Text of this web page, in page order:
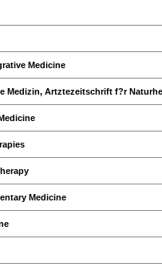
Medicine
Medizin, Artztezeitschrift f?r
Medicine